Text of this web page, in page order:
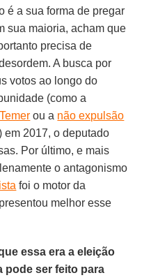
é a sua forma de pregar
sua maioria, acham que
precisa de
A busca por
votos ao longo do
(como a
ou a não expulsão
em 2017, o deputado
Por último, e mais
o antagonismo
foi o motor da
melhor esse
essa era a eleição
pode ser feito para